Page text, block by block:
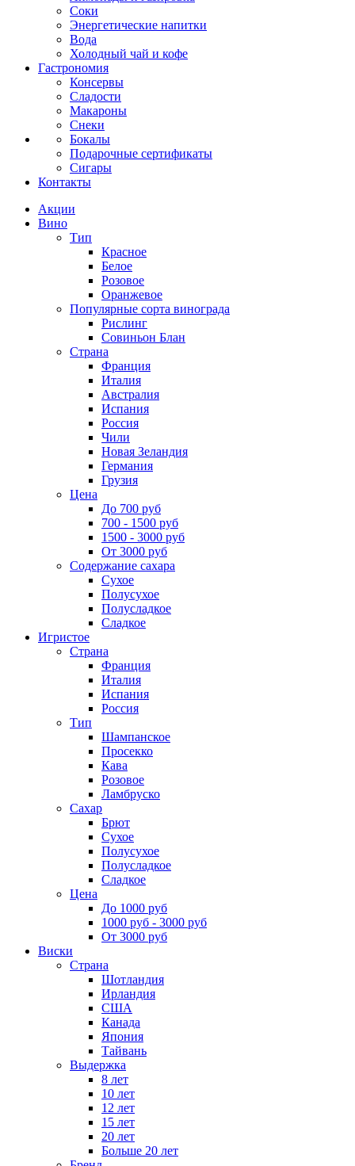
Соки
Энергетические напитки
Вода
Холодный чай и кофе
Гастрономия
Консервы
Сладости
Макароны
Снеки
Бокалы
Подарочные сертификаты
Сигары
Контакты
Акции
Вино
Тип
Красное
Белое
Розовое
Оранжевое
Популярные сорта винограда
Рислинг
Совиньон Блан
Страна
Франция
Италия
Австралия
Испания
Россия
Чили
Новая Зеландия
Германия
Грузия
Цена
До 700 руб
700 - 1500 руб
1500 - 3000 руб
От 3000 руб
Содержание сахара
Сухое
Полусухое
Полусладкое
Сладкое
Игристое
Страна
Франция
Италия
Испания
Россия
Тип
Шампанское
Просекко
Кава
Розовое
Ламбруско
Сахар
Брют
Сухое
Полусухое
Полусладкое
Сладкое
Цена
До 1000 руб
1000 руб - 3000 руб
От 3000 руб
Виски
Страна
Шотландия
Ирландия
США
Канада
Япония
Тайвань
Выдержка
8 лет
10 лет
12 лет
15 лет
20 лет
Больше 20 лет